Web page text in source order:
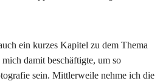
ein kurzes Kapitel zu dem Thema
damit beschäftigte, um so
sein. Mittlerweile nehme ich die